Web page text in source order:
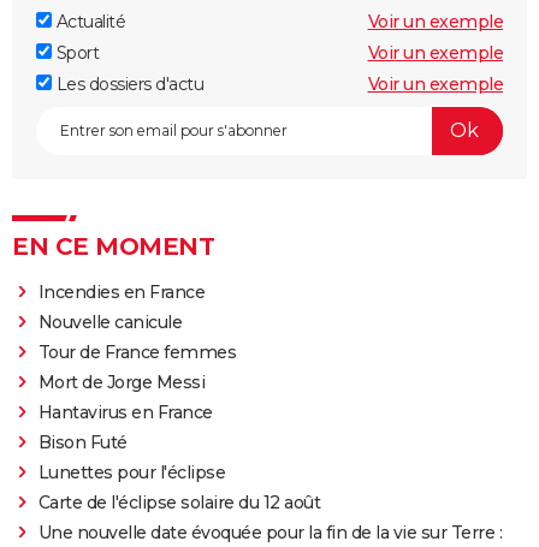
Actualité
Voir un exemple
Sport
Voir un exemple
Les dossiers d'actu
Voir un exemple
EN CE MOMENT
Incendies en France
Nouvelle canicule
Tour de France femmes
Mort de Jorge Messi
Hantavirus en France
Bison Futé
Lunettes pour l'éclipse
Carte de l'éclipse solaire du 12 août
Une nouvelle date évoquée pour la fin de la vie sur Terre :